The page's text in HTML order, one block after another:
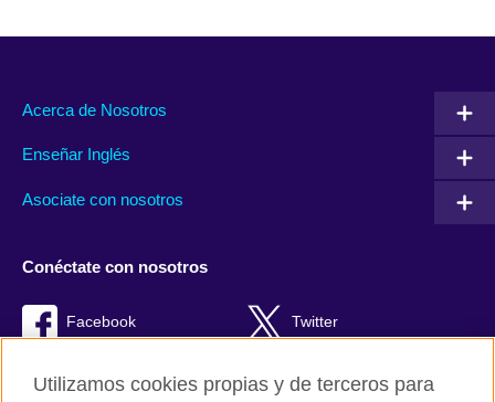
Acerca de Nosotros
Enseñar Inglés
Asociate con nosotros
Conéctate con nosotros
Facebook Twitter
Utilizamos cookies propias y de terceros para